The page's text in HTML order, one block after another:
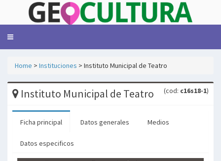
Toggle
Home > Instituciones > Instituto Municipal de Teatro
Instituto Municipal de Teatro (cod: c16s18-1)
Ficha principal Datos generales Medios
Datos especificos